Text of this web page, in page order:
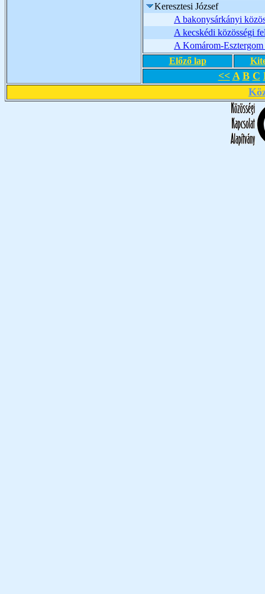
Keresztesi József
A bakonysárkányi
A kecskédi közösségi
A Komárom-
Előző lap
<< A B C